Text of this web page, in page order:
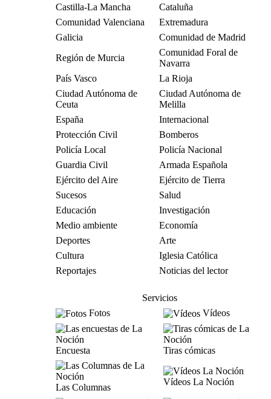
Castilla-La Mancha
Cataluña
Comunidad Valenciana
Extremadura
Galicia
Comunidad de Madrid
Región de Murcia
Comunidad Foral de
Navarra
País Vasco
La Rioja
Ciudad Autónoma de
Ceuta
Ciudad Autónoma de
Melilla
España
Internacional
Protección Civil
Bomberos
Policía Local
Policía Nacional
Guardia Civil
Armada Española
Ejército del Aire
Ejército de Tierra
Sucesos
Salud
Educación
Investigación
Medio ambiente
Economía
Deportes
Arte
Cultura
Iglesia Católica
Reportajes
Noticias del lector
Servicios
Fotos
Vídeos
Encuesta Tiras cómicas
Las Columnas
Vídeos La Noción